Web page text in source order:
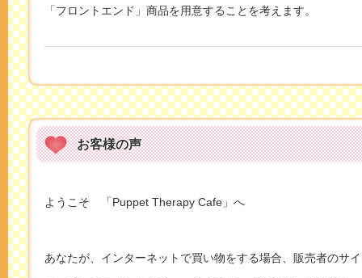
「フロントエンド」商品を用意することを考えます。
お客様の声
ようこそ 「Puppet Therapy Cafe」へ
あなたが、インターネットで買い物をする場合、販売者のサ